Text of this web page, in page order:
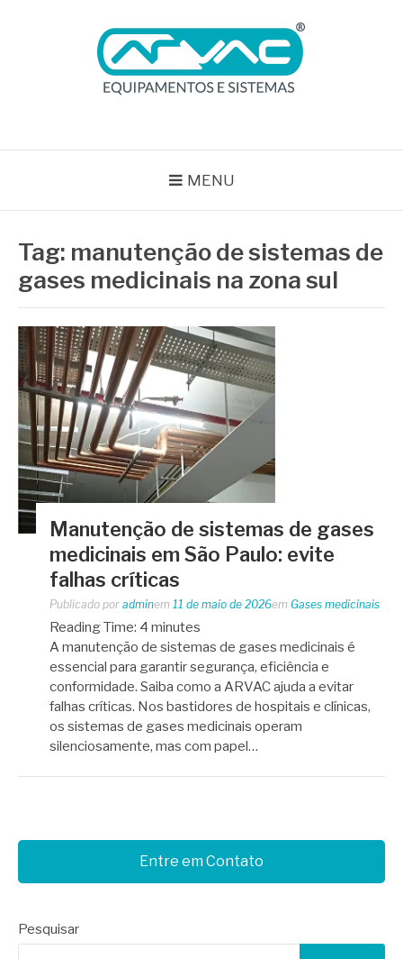
MENU
Tag: manutenção de sistemas de
gases medicinais na zona sul
Manutenção de sistemas de gases
medicinais em São Paulo: evite
falhas críticas
Publicado por adminem 11 de maio de 2026em Gases medicinais
Reading Time: 4 minutes
A manutenção de sistemas de gases medicinais é
essencial para garantir segurança, eficiência e
conformidade. Saiba como a ARVAC ajuda a evitar
falhas críticas. Nos bastidores de hospitais e clínicas,
os sistemas de gases medicinais operam
silenciosamente, mas com papel…
Entre em Contato
Pesquisar